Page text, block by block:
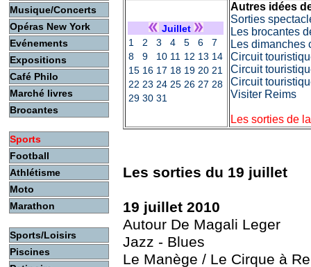
Musique/Concerts
Opéras New York
Evénements
Expositions
Café Philo
Marché livres
Brocantes
Sports
Football
Athlétisme
Moto
Marathon
Sports/Loisirs
Piscines
Juillet
1
2 3 4 5 6
7
8
9 10 11 12 13 14
15 16 17 18 19 20 21
22 23 24 25 26 27 28
29 30 31
Autres idées
Sorties
Les brocantes
Les dimanches
Circuit
Circuit
Circuit
Visiter Reims
Les sorties de
Les sorties du 19 juillet
19 juillet 2010
Autour De Magali Leger
Jazz - Blues
Le Manège / Le Cirque à